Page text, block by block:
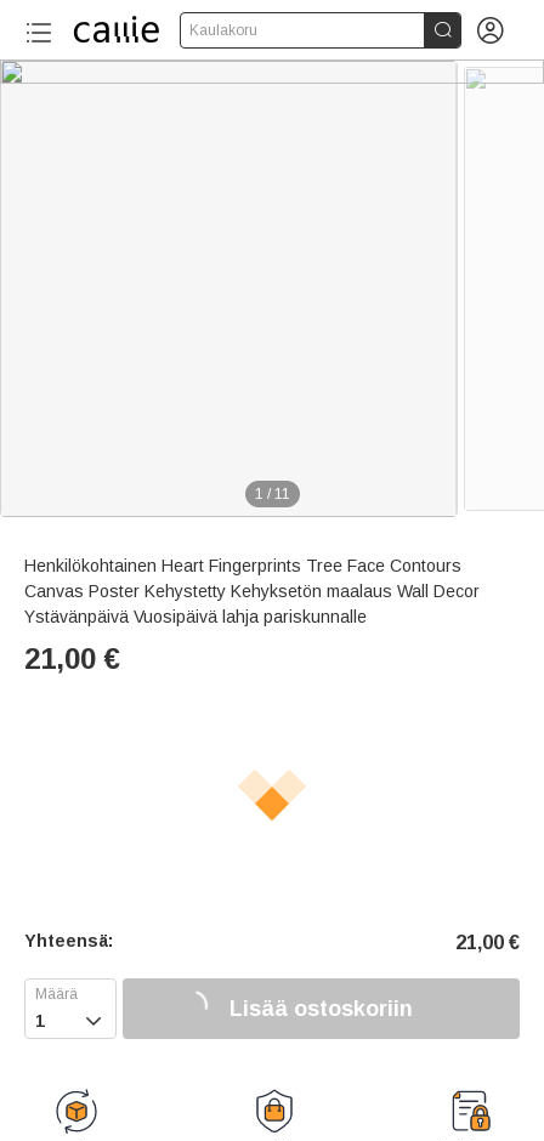
Kaulakoru  
1 / 11
Henkilökohtainen Heart Fingerprints Tree Face Contours
Canvas Poster Kehystetty Kehyksetön maalaus Wall Decor
Ystävänpäivä Vuosipäivä lahja pariskunnalle
21,00 €
Yhteensä: 21,00 €
 Lisää ostoskoriin